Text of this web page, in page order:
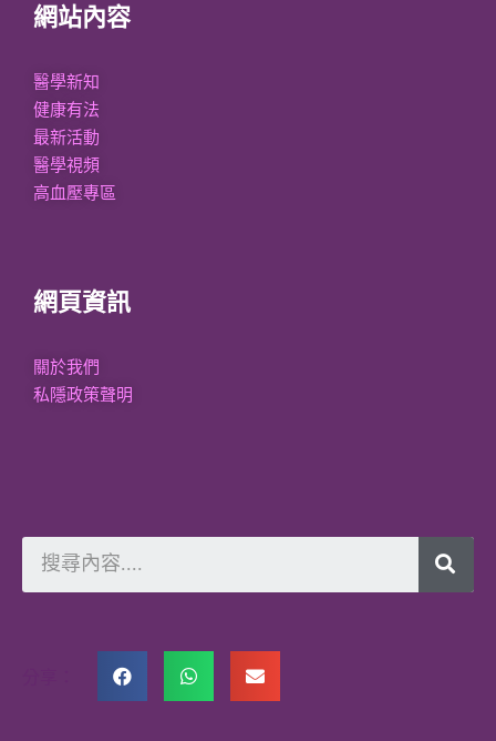
網站內容
醫學新知
健康有法
最新活動
醫學視頻
高血壓專區
網頁資訊
關於我們
私隱政策聲明